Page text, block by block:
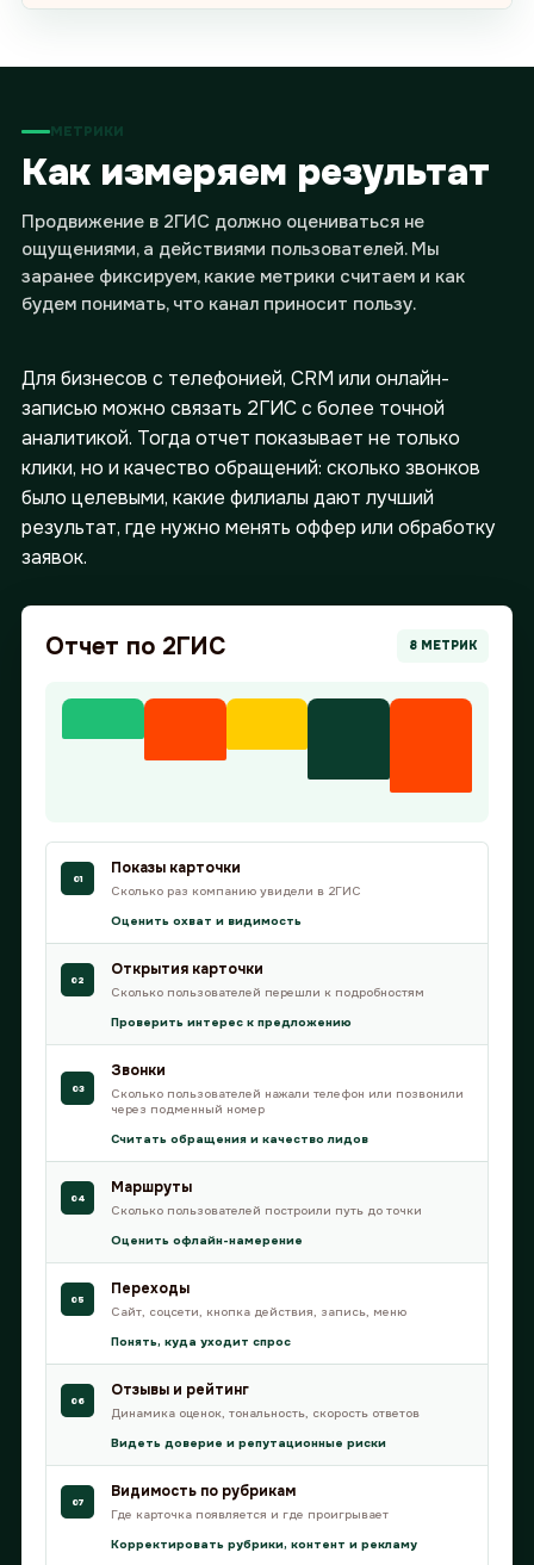
МЕТРИКИ
Как измеряем результат
Продвижение в 2ГИС должно оцениваться не
ощущениями, а действиями пользователей. Мы
заранее фиксируем, какие метрики считаем и как
будем понимать, что канал приносит пользу.
Для бизнесов с телефонией, CRM или онлайн-
записью можно связать 2ГИС с более точной
аналитикой. Тогда отчет показывает не только
клики, но и качество обращений: сколько звонков
было целевыми, какие филиалы дают лучший
результат, где нужно менять оффер или обработку
заявок.
Отчет по 2ГИС 8 МЕТРИК
01
Показы карточки
Сколько раз компанию увидели в 2ГИС
Оценить охват и видимость
02
Открытия карточки
Сколько пользователей перешли к подробностям
Проверить интерес к предложению
03
Звонки
Сколько пользователей нажали телефон или позвонили
через подменный номер
Считать обращения и качество лидов
04
Маршруты
Сколько пользователей построили путь до точки
Оценить офлайн-намерение
05
Переходы
Сайт, соцсети, кнопка действия, запись, меню
Понять, куда уходит спрос
06
Отзывы и рейтинг
Динамика оценок, тональность, скорость ответов
Видеть доверие и репутационные риски
07
Видимость по рубрикам
Где карточка появляется и где проигрывает
Корректировать рубрики, контент и рекламу
оставьте
заявку
проведем бесплатный
аудит и расскажем, как
улучшить результаты
Контакты
телефон: +7 (993) 076 72 36
email: info@intop.click
telegram-канал: @mapsintop
или напишите нам в telegram
Номер телефона
Комментарий
Нажимая на кнопку «Отправить заявку»,
конфиденциальности
на обработку персональных данных.
ОТПРАВИТЬ ЗАЯВКУ